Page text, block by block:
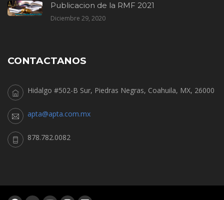
Publicacion de la RMF 2021
Diciembre 29, 2020
CONTACTANOS
Hidalgo #502-B Sur, Piedras Negras, Coahuila, MX, 26000
apta@apta.com.mx
878.782.0082